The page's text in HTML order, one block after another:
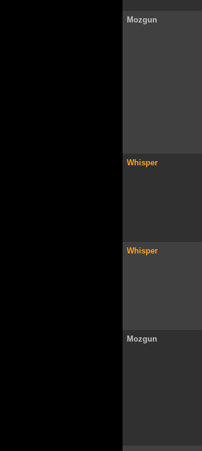
Mozgun
Whisper
Whisper
Mozgun